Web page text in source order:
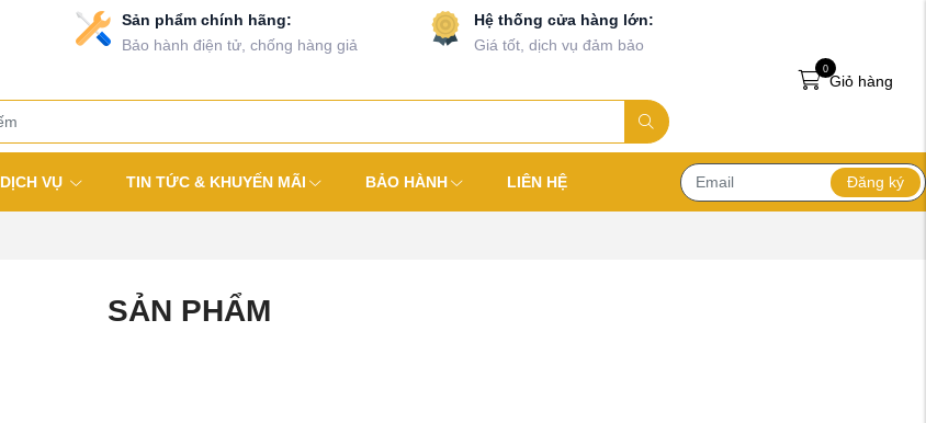
Sản phẩm chính hãng:
Bảo hành điện tử, chống hàng giả
Hệ thống cửa hàng lớn:
Giá tốt, dịch vụ đảm bảo
Giỏ hàng
0
DỊCH VỤ TIN TỨC & KHUYẾN MÃI BẢO HÀNH LIÊN HỆ Đăng ký
SẢN PHẨM